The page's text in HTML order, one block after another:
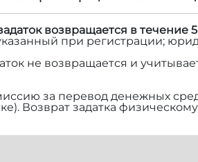
возвращается в течение
при регистрации;
не возвращается и
за перевод денежных
Возврат задатка